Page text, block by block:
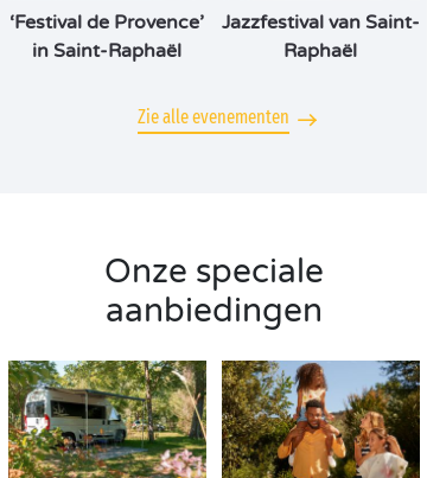
‘Festival de Provence’
in Saint-Raphaël
Jazzfestival van Saint-
Raphaël
Zie alle evenementen
Onze speciale
aanbiedingen